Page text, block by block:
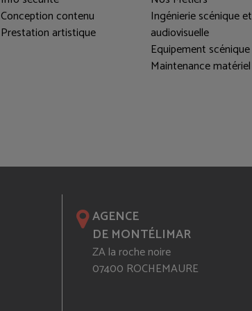
Conception contenu
Prestation artistique
Ingénierie scénique et
audiovisuelle
Equipement scénique
Maintenance matériel
AGENCE
DE MONTÉLIMAR
ZA la roche noire
07400 ROCHEMAURE